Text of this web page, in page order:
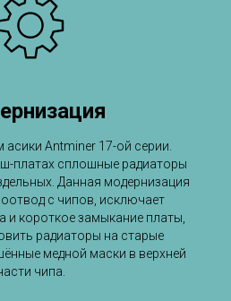
Antminer 17-ой серии.
платах сплошные радиаторы
Данная модернизация
с чипов, исключает
и короткое замыкание платы,
радиаторы на старые
медной маски в верхней
чипа.